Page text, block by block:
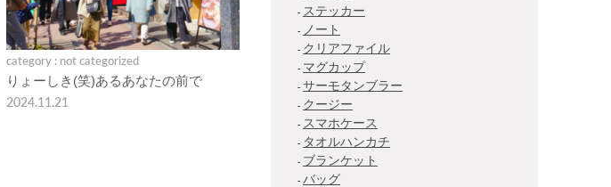
category : not categorized
りょーしき(笑)あるあなたの前で
2024.11.21
ステッカー
ノート
クリアファイル
マグカップ
サーモタンブラー
クージー
スマホケース
タオルハンカチ
ブランケット
バッグ